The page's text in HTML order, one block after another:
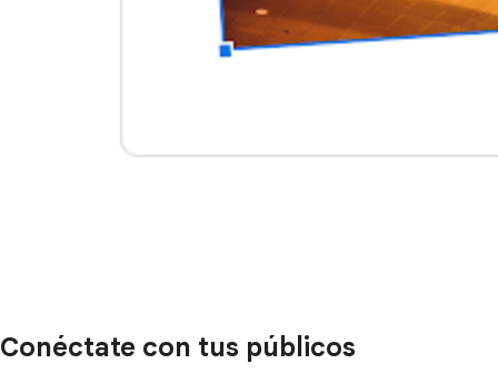
Conéctate con tus públicos